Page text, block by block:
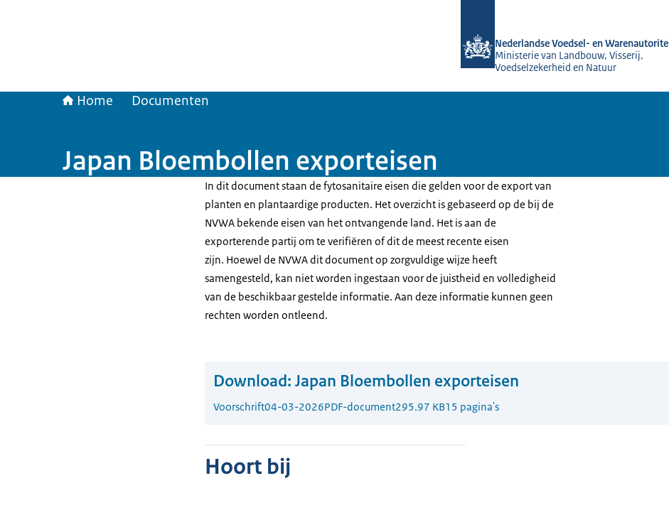
Nederlandse Voedsel- en
Ministerie van Landbouw, Visserij,
Voedselzekerheid en Natuur
Home Documenten
Japan Bloembollen exporteisen
In dit document staan de fytosanitaire eisen die gelden voor de export van
planten en plantaardige producten. Het overzicht is gebaseerd op de bij de
NVWA bekende eisen van het ontvangende land. Het is aan de
exporterende partij om te verifiëren of dit de meest recente eisen
zijn. Hoewel de NVWA dit document op zorgvuldige wijze heeft
samengesteld, kan niet worden ingestaan voor de juistheid en volledigheid
van de beschikbaar gestelde informatie. Aan deze informatie kunnen geen
rechten worden ontleend.
Download: Japan Bloembollen exporteisen
Voorschrift04-03-2026PDF-document295.97 KB15 pagina's
Hoort bij